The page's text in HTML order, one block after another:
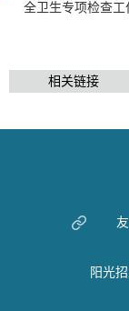
全卫生专项检查工
相关链接
阳光